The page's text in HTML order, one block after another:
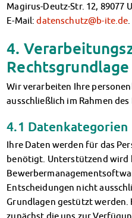
Magirus-Deutz-Str. 12, 89077
E-Mail:datenschutz@b-ite.de
4.
Rechtsgrundlage
Wir verarbeiten Ihre
ausschließlich im Rahmen
4.1 Datenkategorien
Ihre Daten werden für das
benötigt. Unterstützend wird
Entscheidungen nicht
Grundlagen gestützt werden.
zunächst die uns zur